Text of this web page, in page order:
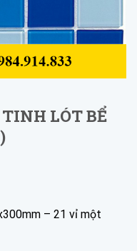
LÓT BỂ
– 21 vỉ một